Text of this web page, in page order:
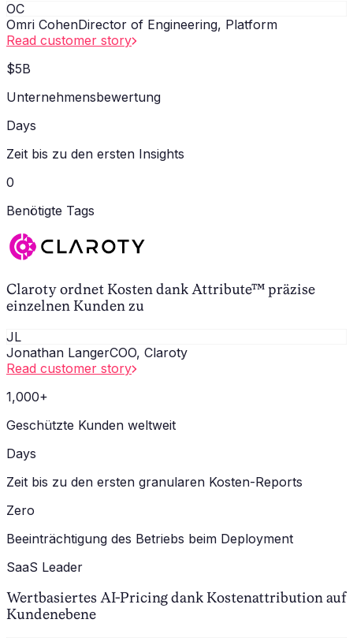
OC
Omri CohenDirector of Engineering, Platform
Read customer story
$5B
Unternehmensbewertung
Days
Zeit bis zu den ersten Insights
0
Benötigte Tags
Claroty ordnet Kosten dank Attribute™ präzise
einzelnen Kunden zu
JL
Jonathan LangerCOO, Claroty
Read customer story
1,000+
Geschützte Kunden weltweit
Days
Zeit bis zu den ersten granularen Kosten-Reports
Zero
Beeinträchtigung des Betriebs beim Deployment
SaaS Leader
Wertbasiertes AI-Pricing dank Kostenattribution auf
Kundenebene